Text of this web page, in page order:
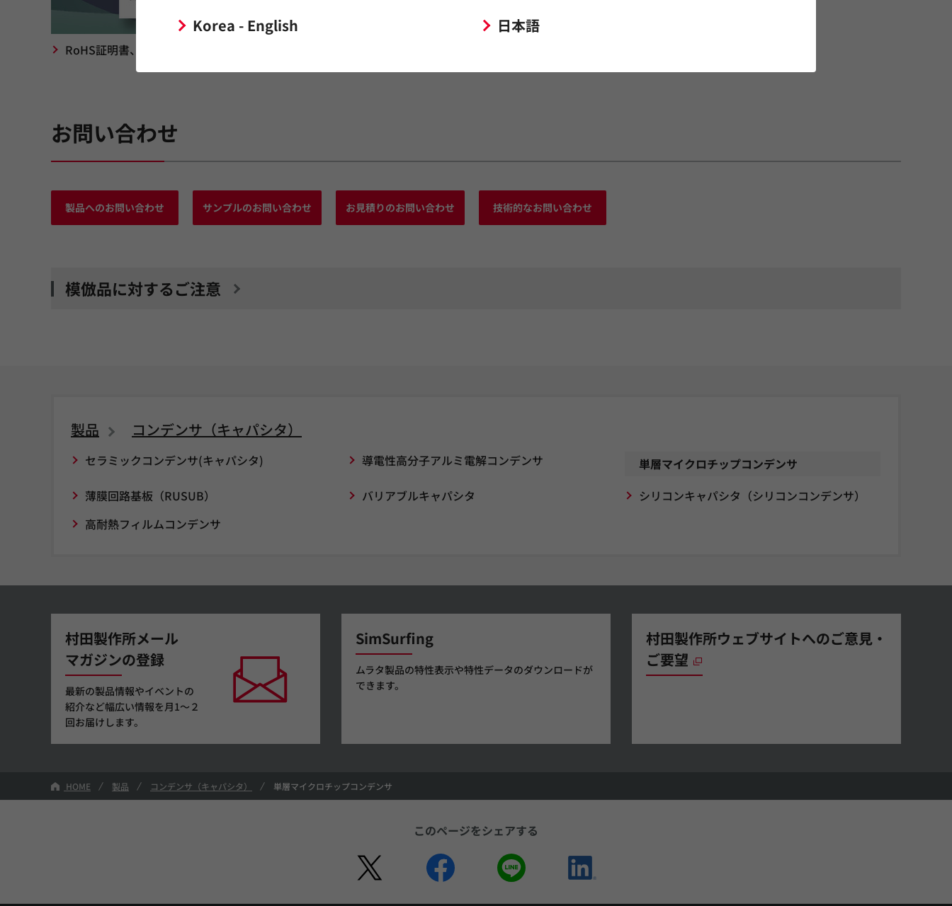
Korea - English 日本語
RoHS証明書、REACH SVHC報告書です。
お問い合わせ
製品へのお問い合わせ サンプルのお問い合わせ お見積りのお問い合わせ 技術的なお問い合わせ
模倣品に対するご注意
製品 コンデンサ（キャパシタ）
セラミックコンデンサ(キャパシタ) 導電性高分子アルミ電解コンデンサ
単層マイクロチップコンデンサ
薄膜回路基板（RUSUB）
バリアブルキャパシタ
シリコンキャパシタ（シリコンコンデンサ）
高耐熱フィルムコンデンサ
村田製作所メール
マガジンの登録
最新の製品情報やイベントの
紹介など幅広い情報を月1～２
回お届けします。
SimSurfing
ムラタ製品の特性表示や特性データのダウンロードが
できます。
村田製作所ウェブサイトへのご意見・
ご要望
HOME 製品 コンデンサ（キャパシタ） 単層マイクロチップコンデンサ
このページをシェアする